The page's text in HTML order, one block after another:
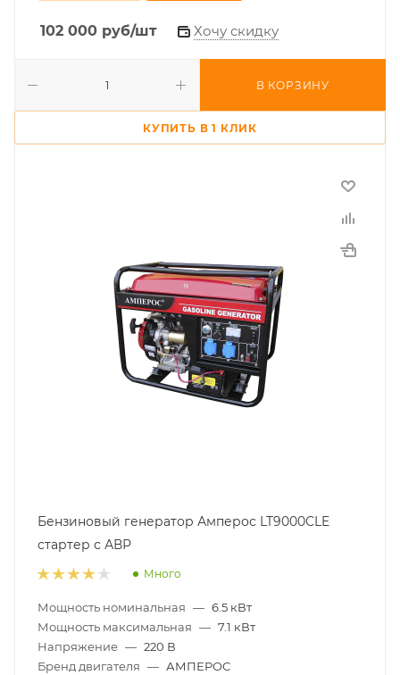
102 000 руб/шт Хочу скидку
В КОРЗИНУ
КУПИТЬ В 1 КЛИК
Бензиновый генератор Амперос LT9000СLE
стартер с АВР
Много
Мощность номинальная — 6.5 кВт
Мощность максимальная — 7.1 кВт
Напряжение — 220 В
Бренд двигателя — АМПЕРОС